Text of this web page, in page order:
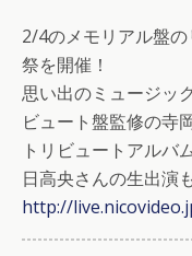
2/4のメモリアル盤
祭を開催！
思い出のミュージッ
ビュート盤監修の寺
トリビュートアルバ
日高央さんの生出演
http://